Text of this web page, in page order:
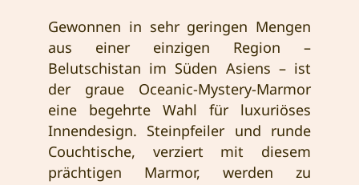
Gewonnen in sehr geringen Mengen
aus einer einzigen Region –
Belutschistan im Süden Asiens – ist
der graue Oceanic-Mystery-Marmor
eine begehrte Wahl für luxuriöses
Innendesign. Steinpfeiler und runde
Couchtische, verziert mit diesem
prächtigen Marmor, werden zu